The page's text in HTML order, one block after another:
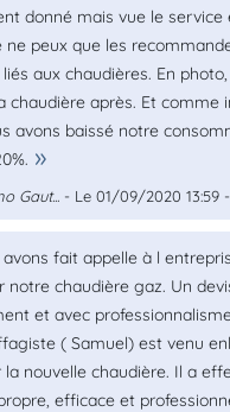
donné mais vue le service
ne peux que les
aux chaudières. En
chaudière après. Et comme
avons baissé notre
Gaut... - Le 01/09/2020 13:59 -
avons fait appelle à l
notre chaudière gaz. Un
et avec
( Samuel) est venu
la nouvelle chaudière. Il a
efficace et